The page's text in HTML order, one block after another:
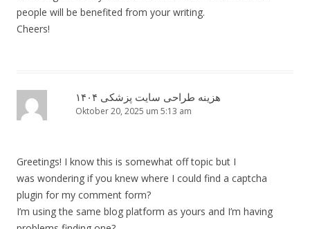
people will be benefited from your writing.
Cheers!
هزینه طراحی سایت پزشکی ۱۴۰۴
Oktober 20, 2025 um 5:13 am
Greetings! I know this is somewhat off topic but I
was wondering if you knew where I could find a captcha
plugin for my comment form?
I’m using the same blog platform as yours and I’m having